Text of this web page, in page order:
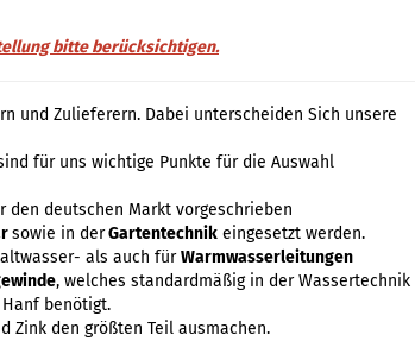
bitte berücksichtigen.
und Zulieferern. Dabei unterscheiden Sich unsere
für uns wichtige Punkte für die Auswahl
den deutschen Markt vorgeschrieben
sowie in derGartentechnik eingesetzt werden.
als auch fürWarmwasserleitungen
, welches standardmäßig in der Wassertechnik
benötigt.
Zink den größten Teil ausmachen.